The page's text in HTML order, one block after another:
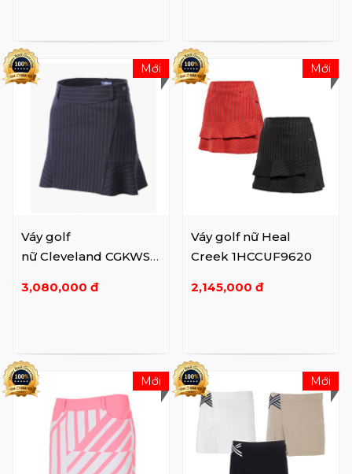
Váy golf
nữ Cleveland CGKWSK
3,080,000 đ
Mới
Váy golf nữ Heal
Creek 1HCCUF9620
2,145,000 đ
Mới
Mới Mới